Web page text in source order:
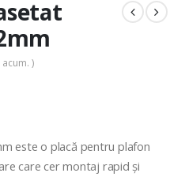
)
este o placă pentru plafon
care cer montaj rapid și